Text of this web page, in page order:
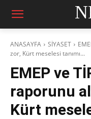
ANASAYFA SİYASET
zor, Kürt meselesi tanımı...
EMEP ve
raporunu
Kürt